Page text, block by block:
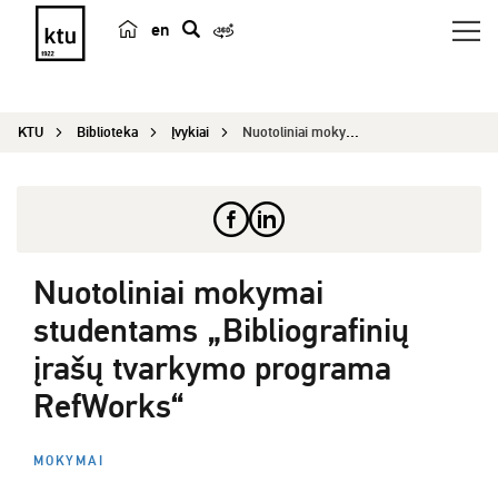
en
e
KTU Biblioteka Įvykiai Nuotoliniai mokymai studentams „Bibliografinių į...
Nuotoliniai mokymai
studentams „Bibliografinių
įrašų tvarkymo programa
RefWorks“
MOKYMAI